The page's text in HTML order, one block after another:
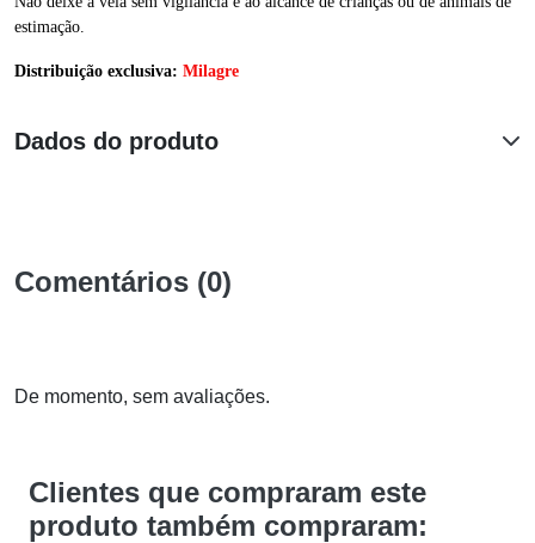
estimação.
Distribuição exclusiva: Milagre
Dados do produto
Comentários (0)
De momento, sem avaliações.
Clientes que compraram este
produto também compraram: